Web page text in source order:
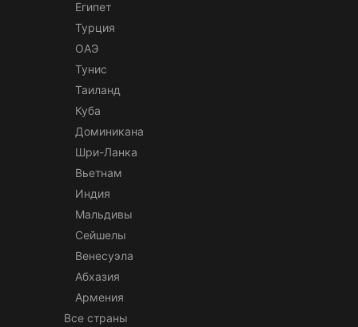
Египет
Турция
ОАЭ
Тунис
Таиланд
Куба
Доминикана
Шри-Ланка
Вьетнам
Индия
Мальдивы
Сейшелы
Венесуэла
Абхазия
Армения
Все страны